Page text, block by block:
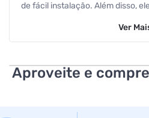
de fácil instalação. Além disso,
Anatel
Ver
Aproveite e